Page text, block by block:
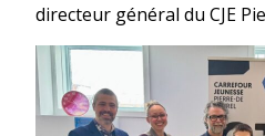
directeur général du CJE